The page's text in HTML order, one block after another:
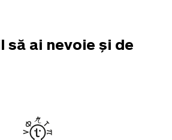
să ai nevoie și de